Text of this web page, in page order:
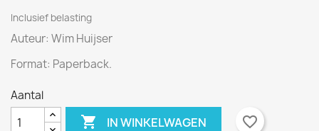
Inclusief belasting
Auteur: Wim Huijser
Format: Paperback.
Aantal
 IN WINKELWAGEN favorite_border